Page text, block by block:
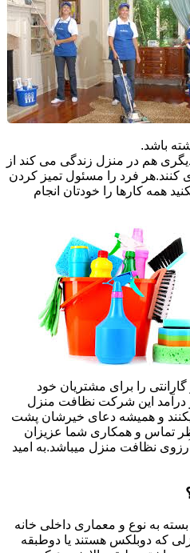
باشد.
هم در منزل زندگی می کند از
کنند.هر فرد را مسئول تمیز کردن
همه کارها را خودتان انجام
را برای مشتریان خود
درآمد این شرکت نظافت منزل
و همیشه دعای خیرشان پشت
تماس و همکاری شما عزیزان
نظافت منزل میباشد.به امید
به نوع و معماری داخلی خانه
که دوبلکس هستند یا دوطبقه